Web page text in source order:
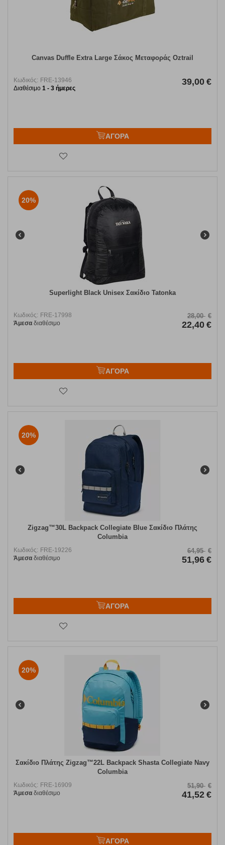
Canvas Duffle Extra Large Σάκος Μεταφοράς Oztrail
Κωδικός: FRE-13946
Διαθέσιμο 1 - 3 ήμερες
39,00 €
ΑΓΟΡΑ
20%
Superlight Black Unisex Σακίδιο Tatonka
Κωδικός: FRE-17998
Άμεσα διαθέσιμο
28,00 €
22,40 €
ΑΓΟΡΑ
20%
Zigzag™30L Backpack Collegiate Blue Σακίδιο Πλάτης
Columbia
Κωδικός: FRE-19226
Άμεσα διαθέσιμο
64,95 €
51,96 €
ΑΓΟΡΑ
20%
Σακίδιο Πλάτης Zigzag™22L Backpack Shasta Collegiate Navy
Columbia
Κωδικός: FRE-16909
Άμεσα διαθέσιμο
51,90 €
41,52 €
ΑΓΟΡΑ